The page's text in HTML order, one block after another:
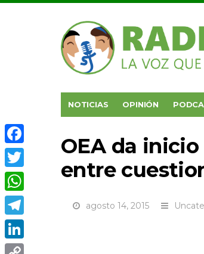
NOTICIAS OPINIÓN
OEA da
entre
agosto 14, 2015
Facebook
Twitter
WhatsApp
Telegram
LinkedIn